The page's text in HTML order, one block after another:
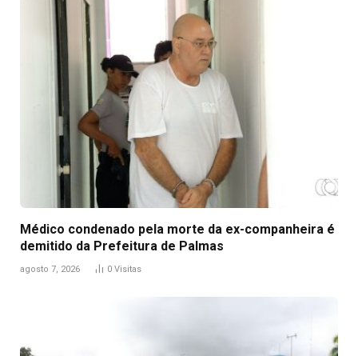
Médico condenado pela morte da ex-companheira é
demitido da Prefeitura de Palmas
agosto 7, 2026 0 Visitas